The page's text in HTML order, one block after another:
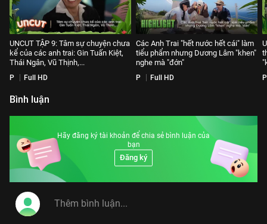
UNCUT TẬP 9: Tâm sự chuyện chưa
kể của các anh trai: Gin Tuấn Kiệt,
Thái Ngân, Vũ Thịnh,...
P Full HD
Các Anh Trai "hết nước hết cái" làm
tiểu phẩm nhưng Dương Lâm "khen"
nghe mà "đớn"
P Full HD P
Bình luận
Hãy đăng ký tài khoản để chia sẻ bình luận của
bạn
Đăng ký